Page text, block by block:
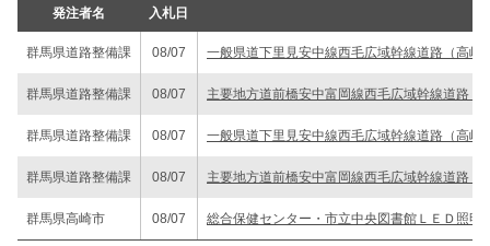
発注者名 入札日
群馬県道路整備課 08/07 一般県道下里見安中線西毛広域幹線道路（高
群馬県道路整備課 08/07 主要地方道前橋安中富岡線西毛広域幹線道路
群馬県道路整備課 08/07 一般県道下里見安中線西毛広域幹線道路（高
群馬県道路整備課 08/07 主要地方道前橋安中富岡線西毛広域幹線道路
群馬県高崎市 08/07 総合保健センター・市立中央図書館ＬＥＤ照明